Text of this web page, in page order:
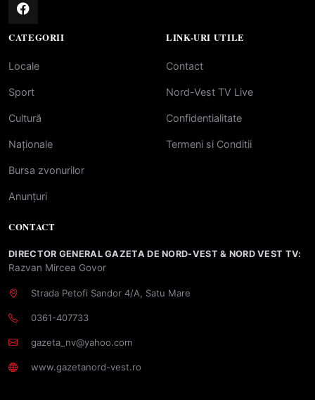
CATEGORII
Locale
Sport
Cultură
Naționale
Bursa zvonurilor
Anunțuri
LINK-URI UTILE
Contact
Nord-Vest TV Live
Confidentialitate
Termeni si Conditii
CONTACT
DIRECTOR GENERAL GAZETA DE NORD-VEST & NORD VEST TV:
Razvan Mircea Govor
Strada Petofi Sandor 4/A, Satu Mare
0361-407733
gazeta_nv@yahoo.com
www.gazetanord-vest.ro